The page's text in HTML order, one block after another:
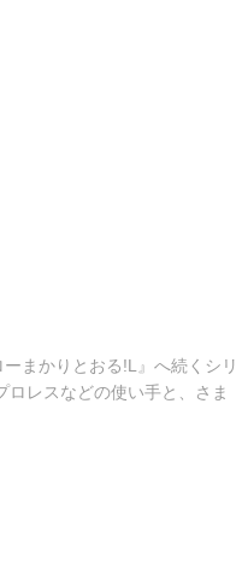
まかりとおる!L』へ続くシリ
レスなどの使い手と、さま